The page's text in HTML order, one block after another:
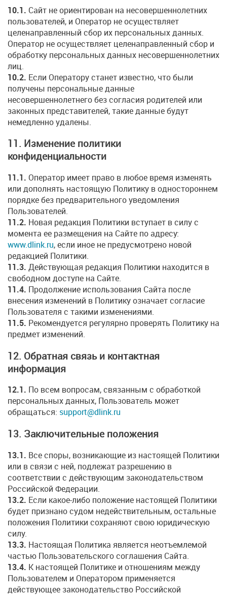
10.1. Сайт не ориентирован на несовершеннолетних
пользователей, и Оператор не осуществляет
целенаправленный сбор их персональных данных.
Оператор не осуществляет целенаправленный сбор и
обработку персональных данных несовершеннолетних
лиц.
10.2. Если Оператору станет известно, что были
получены персональные данные
несовершеннолетнего без согласия родителей или
законных представителей, такие данные будут
немедленно удалены.
11. Изменение политики
конфиденциальности
11.1. Оператор имеет право в любое время изменять
или дополнять настоящую Политику в одностороннем
порядке без предварительного уведомления
Пользователей.
11.2. Новая редакция Политики вступает в силу с
момента ее размещения на Сайте по адресу:
www.dlink.ru, если иное не предусмотрено новой
редакцией Политики.
11.3. Действующая редакция Политики находится в
свободном доступе на Сайте.
11.4. Продолжение использования Сайта после
внесения изменений в Политику означает согласие
Пользователя с такими изменениями.
11.5. Рекомендуется регулярно проверять Политику на
предмет изменений.
12. Обратная связь и контактная
информация
12.1. По всем вопросам, связанным с обработкой
персональных данных, Пользователь может
обращаться: support@dlink.ru
13. Заключительные положения
13.1. Все споры, возникающие из настоящей Политики
или в связи с ней, подлежат разрешению в
соответствии с действующим законодательством
Российской Федерации.
13.2. Если какое-либо положение настоящей Политики
будет признано судом недействительным, остальные
положения Политики сохраняют свою юридическую
силу.
13.3. Настоящая Политика является неотъемлемой
частью Пользовательского соглашения Сайта.
13.4. К настоящей Политике и отношениям между
Пользователем и Оператором применяется
действующее законодательство Российской